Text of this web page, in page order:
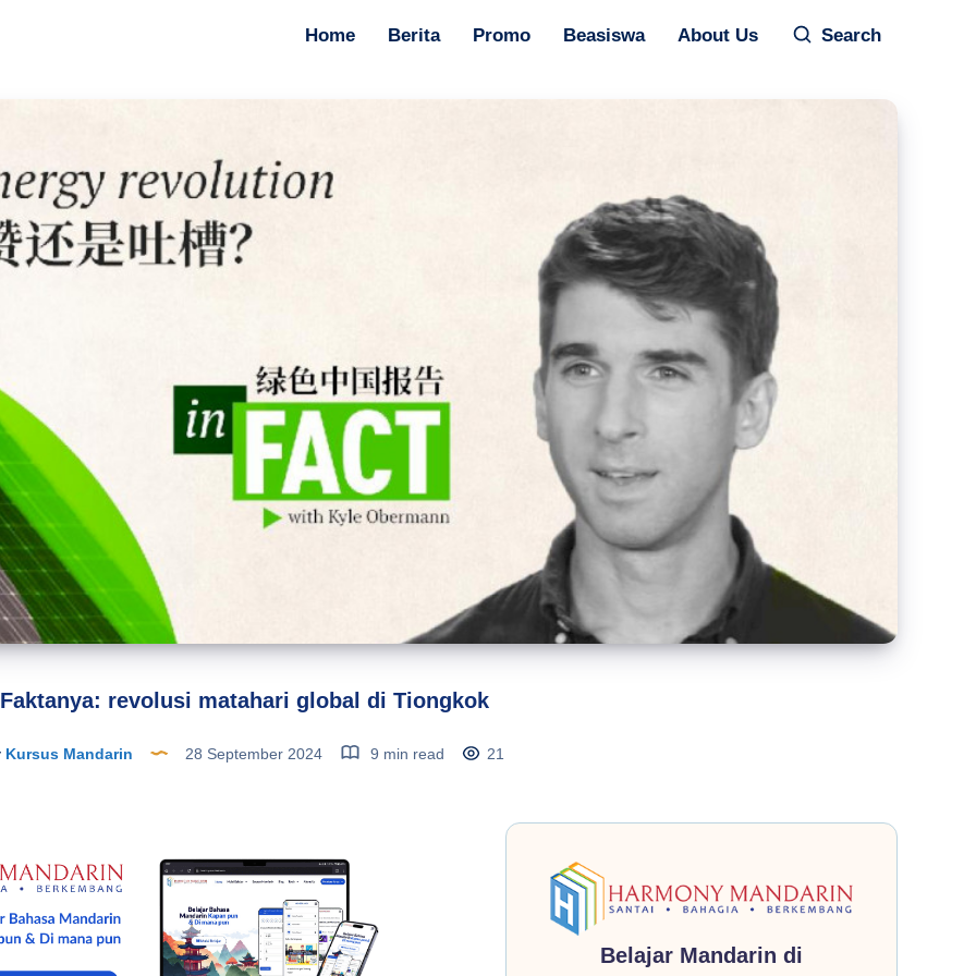
Home Berita Promo Beasiswa About Us Search
Faktanya: revolusi matahari global di Tiongkok
Kursus Mandarin 28 September 2024 9 min read 21
Belajar Mandarin di